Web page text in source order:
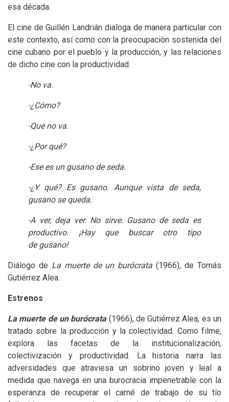
esa década.
El cine de Guillén Landrián dialoga de manera particular con
este contexto, así como con la preocupación sostenida del
cine cubano por el pueblo y la producción, y las relaciones
de dicho cine con la productividad.
-No va.
-¿Cómo?
-Que no va.
-¿Por qué?
-Ese es un gusano de seda.
-¿Y qué? Es gusano. Aunque vista de seda,
gusano se queda.
-A ver, deja ver. No sirve. Gusano de seda es
productivo. ¡Hay que buscar otro tipo
de gusano!
Diálogo de La muerte de un burócrata (1966), de Tomás
Gutiérrez Alea.
Estrenos
La muerte de un burócrata(1966), de Gutiérrez Alea, es un
tratado sobre la producción y la colectividad. Como filme,
explora las facetas de la institucionalización,
colectivización y productividad. La historia narra las
adversidades que atraviesa un sobrino joven y leal a
medida que navega en una burocracia impenetrable con la
esperanza de recuperar el carné de trabajo de su tío